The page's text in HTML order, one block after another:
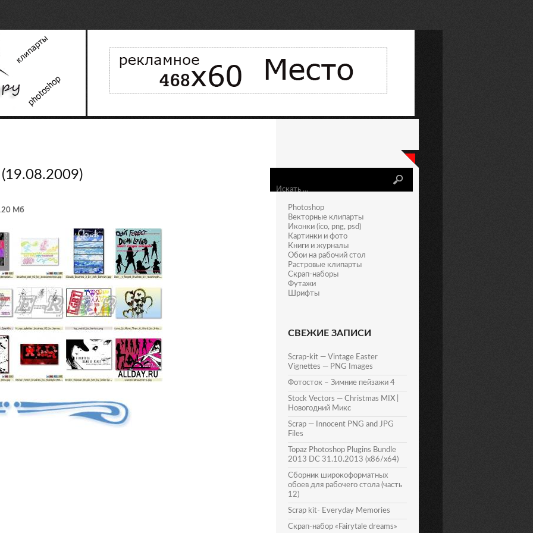
Мб
Photoshop
Векторные клипарты
Иконки (ico, png, psd)
Картинки и фото
Книги и журналы
Обои на рабочий стол
Растровые клипарты
Скрап-наборы
Футажи
Шрифты
СВЕЖИЕ ЗАПИСИ
Scrap-kit — Vintage Easter
Vignettes — PNG Images
Фотосток – Зимние пейзажи 4
Stock Vectors — Christmas MIX |
Новогодний Микс
Scrap — Innocent PNG and JPG
Files
Topaz Photoshop Plugins Bundle
2013 DC 31.10.2013 (x86/x64)
Сборник широкоформатных
обоев для рабочего стола (часть
12)
Scrap kit- Everyday Memories
Скрап-набор «Fairytale dreams»